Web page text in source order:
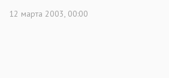
12 марта 2003, 00:00